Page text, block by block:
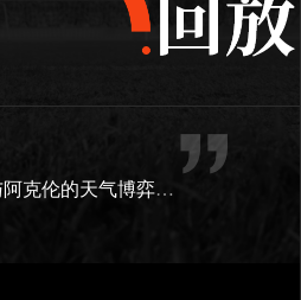
高原变量：瓜达拉哈拉与阿克伦的天气博弈如何重塑2026世界杯战术逻辑